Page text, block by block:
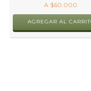
A $60.000.
AGREGAR AL